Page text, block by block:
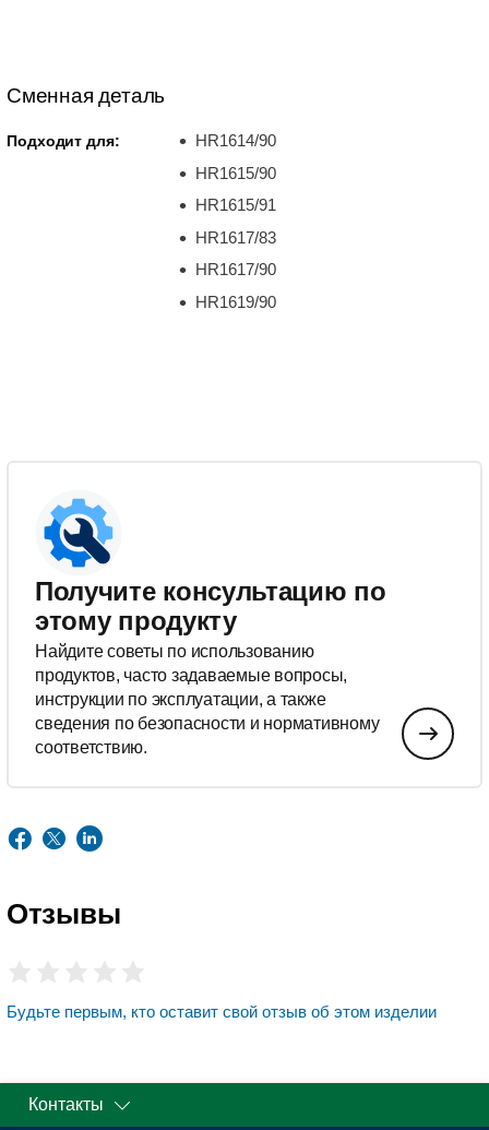
Сменная деталь
Подходит для:
HR1614/90
HR1615/90
HR1615/91
HR1617/83
HR1617/90
HR1619/90
Получите консультацию по
этому продукту
Найдите советы по использованию
продуктов, часто задаваемые вопросы,
инструкции по эксплуатации, а также
сведения по безопасности и нормативному
соответствию.
Отзывы
Будьте первым, кто оставит свой отзыв об этом изделии
Контакты